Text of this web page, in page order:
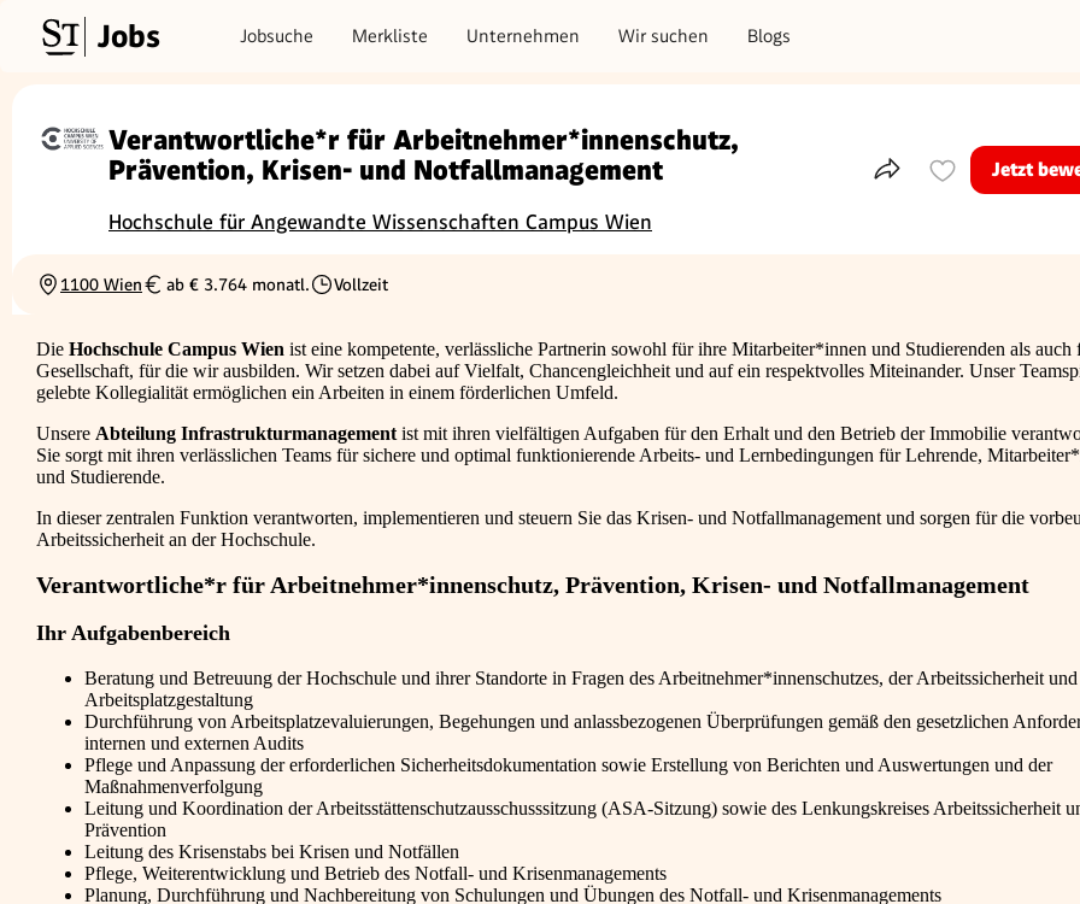
Jobs Jobsuche Merkliste Unternehmen Wir suchen Blogs
Verantwortliche*r für Arbeitnehmer*innenschutz,
Prävention, Krisen- und Notfallmanagement
Hochschule für Angewandte Wissenschaften Campus Wien
Teile dieses Inserat
Jetzt
Ortschaft
1100 Wien
Gehalt
ab € 3.764 monatl.
Beschäftigungsart
Vollzeit
Die Hochschule Campus Wien ist eine kompetente, verlässliche Partnerin sowohl für ihre Mitarbeiter*innen und Studierenden als auch
Gesellschaft, für die wir ausbilden. Wir setzen dabei auf Vielfalt, Chancengleichheit und auf ein respektvolles Miteinander. Unser
gelebte Kollegialität ermöglichen ein Arbeiten in einem förderlichen Umfeld.
Unsere Abteilung Infrastrukturmanagement ist mit ihren vielfältigen Aufgaben für den Erhalt und den Betrieb der Immobilie
Sie sorgt mit ihren verlässlichen Teams für sichere und optimal funktionierende Arbeits- und Lernbedingungen für Lehrende,
und Studierende.
In dieser zentralen Funktion verantworten, implementieren und steuern Sie das Krisen- und Notfallmanagement und sorgen für die
Arbeitssicherheit an der Hochschule.
Verantwortliche*r für Arbeitnehmer*innenschutz, Prävention, Krisen- und Notfallmanagement
Ihr Aufgabenbereich
Beratung und Betreuung der Hochschule und ihrer Standorte in Fragen des Arbeitnehmer*innenschutzes, der Arbeitssicherheit und
Arbeitsplatzgestaltung
Durchführung von Arbeitsplatzevaluierungen, Begehungen und anlassbezogenen Überprüfungen gemäß den gesetzlichen
internen und externen Audits
Pflege und Anpassung der erforderlichen Sicherheitsdokumentation sowie Erstellung von Berichten und Auswertungen und der
Maßnahmenverfolgung
Leitung und Koordination der Arbeitsstättenschutzausschusssitzung (ASA-Sitzung) sowie des Lenkungskreises Arbeitssicherheit
Prävention
Leitung des Krisenstabs bei Krisen und Notfällen
Pflege, Weiterentwicklung und Betrieb des Notfall- und Krisenmanagements
Planung, Durchführung und Nachbereitung von Schulungen und Übungen des Notfall- und Krisenmanagements